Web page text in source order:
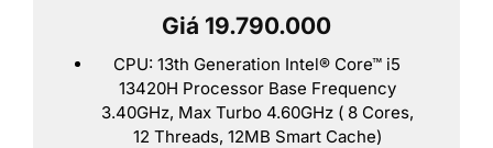
Giá 19.790.000
CPU: 13th Generation Intel® Core™ i5
13420H Processor Base Frequency
3.40GHz, Max Turbo 4.60GHz ( 8 Cores,
12 Threads, 12MB Smart Cache)